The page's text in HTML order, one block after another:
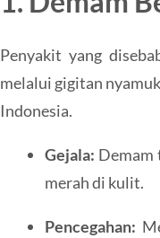
Penyakit yang
melalui gigitan nyamuk
Indonesia.
Gejala: Demam
merah di kulit.
Pencegahan: